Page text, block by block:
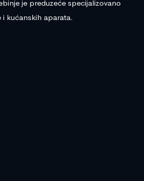
je preduzeće specijalizovano
kućanskih aparata.